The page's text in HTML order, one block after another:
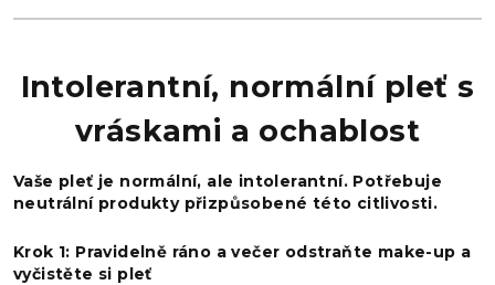
Intolerantní, normální pleť s
vráskami a ochablost
Vaše pleť je normální, ale intolerantní. Potřebuje
neutrální produkty přizpůsobené této citlivosti.
Krok 1: Pravidelně ráno a večer odstraňte make-up a
vyčistěte si pleť